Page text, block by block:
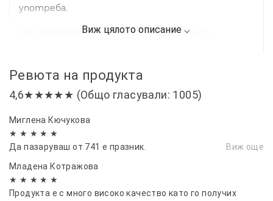
употреба.
Не съдържат PVC и токсични елементи.
Подходяща за:VOKLKSWAGEN VW PASSAT B7
SEDAN 2011-2014г.
Снимките са ориентировачни и може да са
различни за всеки модел.
Ревюта на продукта
4,6★★★★★ (Общо гласували: 1005)
Миглена Кючукова
★ ★ ★ ★ ★
Да пазаруваш от 741 е празник.
Виж още
Младена Котражова
★ ★ ★ ★ ★
Продукта е с много високо качество като го получих